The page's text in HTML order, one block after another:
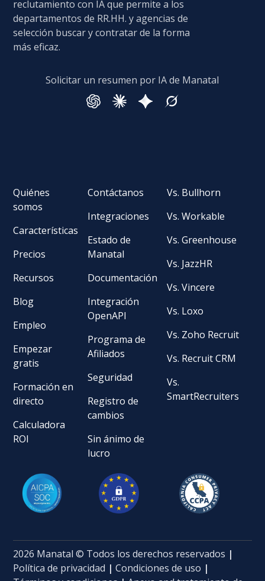
reclutamiento con IA que permite a los
departamentos de RR.HH. y agencias de
selección buscar y contratar de la forma
más eficaz.
Solicitar un resumen por IA de Manatal
Quiénes
somos
Características
Precios
Recursos
Blog
Empleo
Empezar
gratis
Formación en
directo
Calculadora
ROI
Contáctanos
Integraciones
Estado de
Manatal
Documentación
Integración
OpenAPI
Programa de
Afiliados
Seguridad
Registro de
cambios
Sin ánimo de
lucro
Vs. Bullhorn
Vs. Workable
Vs. Greenhouse
Vs. JazzHR
Vs. Vincere
Vs. Loxo
Vs. Zoho Recruit
Vs. Recruit CRM
Vs.
SmartRecruiters
2026 Manatal © Todos los derechos reservados |
Política de privacidad |Condiciones de uso |